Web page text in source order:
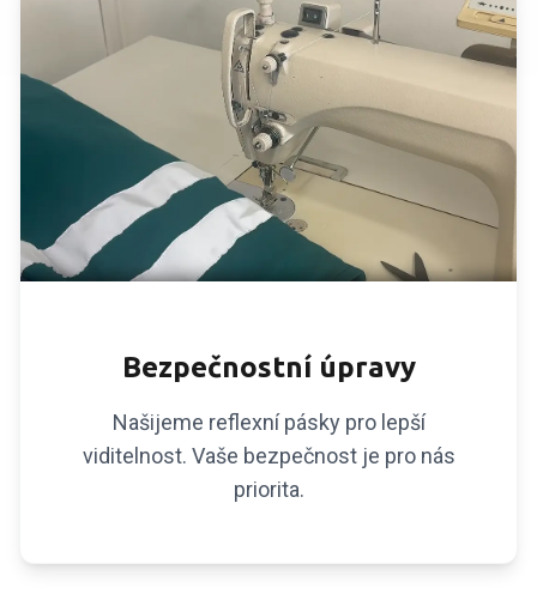
Bezpečnostní úpravy
Našijeme reflexní pásky pro lepší
viditelnost. Vaše bezpečnost je pro nás
priorita.